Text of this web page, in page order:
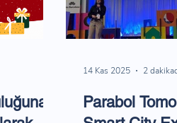
Parabol
14 Kas 2025 2